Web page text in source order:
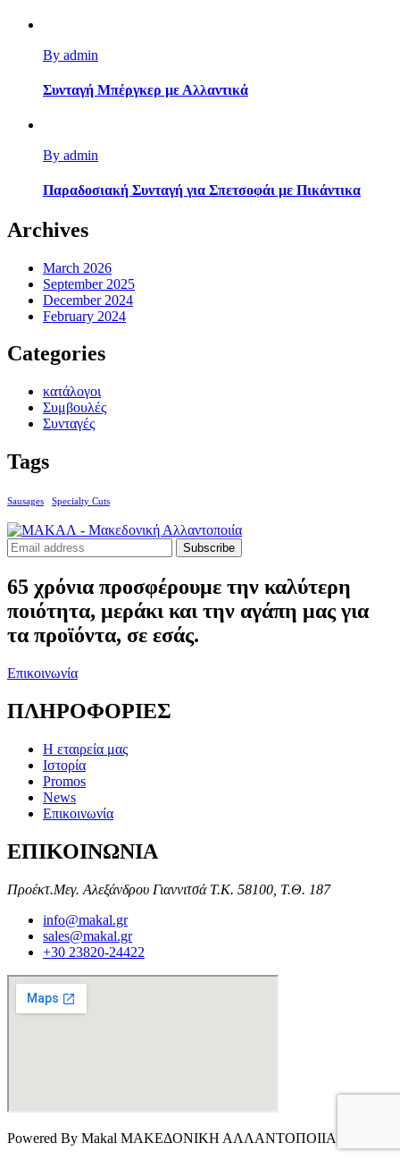
By admin
Συνταγή Μπέργκερ με Αλλαντικά
By admin
Παραδοσιακή Συνταγή για Σπετσοφάι με Πικάντικα
Archives
March 2026
September 2025
December 2024
February 2024
Categories
κατάλογοι
Συμβουλές
Συνταγές
Tags
Sausages Specialty Cuts
Subscribe
65 χρόνια προσφέρουμε την καλύτερη
ποιότητα, μεράκι και την αγάπη μας για
τα προϊόντα, σε εσάς.
Επικοινωνία
ΠΛΗΡΟΦΟΡΙΕΣ
Η εταιρεία μας
Ιστορία
Promos
News
Επικοινωνία
ΕΠΙΚΟΙΝΩΝΙΑ
Προέκτ.Μεγ. Αλεξάνδρου Γιαννιτσά Τ.Κ. 58100, Τ.Θ. 187
info@makal.gr
sales@makal.gr
+30 23820-24422
Powered By Makal ΜΑΚΕΔΟΝΙΚΗ ΑΛΛΑΝΤΟΠΟΙΙΑ © 2024